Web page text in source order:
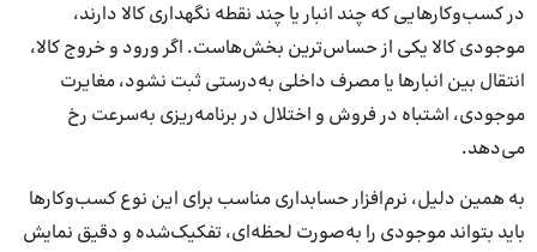
در کسب‌وکارهایی که چند انبار یا چند نقطه نگهداری کالا دارند،
موجودی کالا یکی از حساس‌ترین بخش‌هاست. اگر ورود و خروج کالا،
انتقال بین انبارها یا مصرف داخلی به‌درستی ثبت نشود، مغایرت
موجودی، اشتباه در فروش و اختلال در برنامه‌ریزی به‌سرعت رخ
می‌دهد.
به همین دلیل، نرم‌افزار حسابداری مناسب برای این نوع کسب‌وکارها
باید بتواند موجودی را به‌صورت لحظه‌ای، تفکیک‌شده و دقیق نمایش